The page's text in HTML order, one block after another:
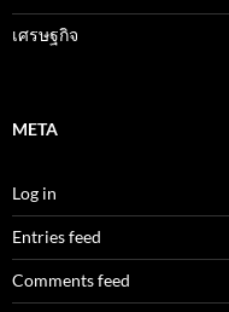
เศรษฐกิจ
META
Log in
Entries feed
Comments feed